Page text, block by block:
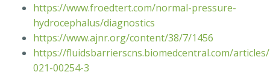
https://www.froedtert.com/normal-pressure-
hydrocephalus/diagnostics
https://www.ajnr.org/content/38/7/1456
https://fluidsbarrierscns.biomedcentral.com/
021-00254-3